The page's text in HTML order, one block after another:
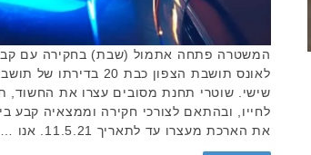
המשטרה פתחה אתמול (שבת) בחקירה עם
לאונס תושבת הצפון כבת 20
לחייו, ובהתאם לצורכי חקירה וממצאיה
את הארכת מעצרו עד לתאריך 11.5.21. אנו …